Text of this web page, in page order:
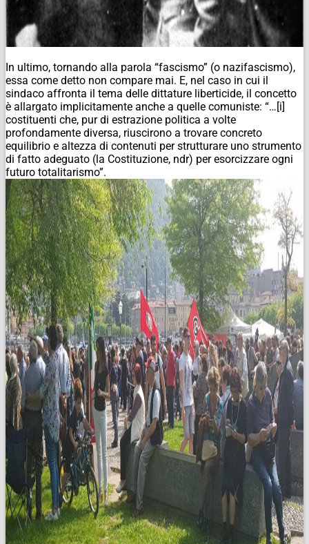
In ultimo, tornando alla parola “fascismo” (o nazifascismo),
essa come detto non compare mai. E, nel caso in cui il
sindaco affronta il tema delle dittature liberticide, il concetto
è allargato implicitamente anche a quelle comuniste: “…[i]
costituenti che, pur di estrazione politica a volte
profondamente diversa, riuscirono a trovare concreto
equilibrio e altezza di contenuti per strutturare uno strumento
di fatto adeguato (la Costituzione, ndr) per esorcizzare ogni
futuro totalitarismo”.